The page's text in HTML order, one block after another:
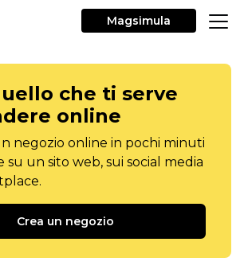
Magsimula
che ti serve
online
negozio online in pochi minuti
su un sito web, sui social media
Crea un negozio